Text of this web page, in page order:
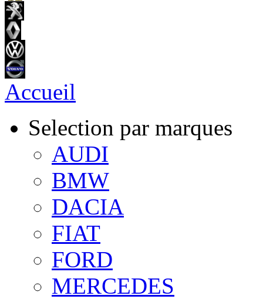
Accueil
Selection par marques
AUDI
BMW
DACIA
FIAT
FORD
MERCEDES